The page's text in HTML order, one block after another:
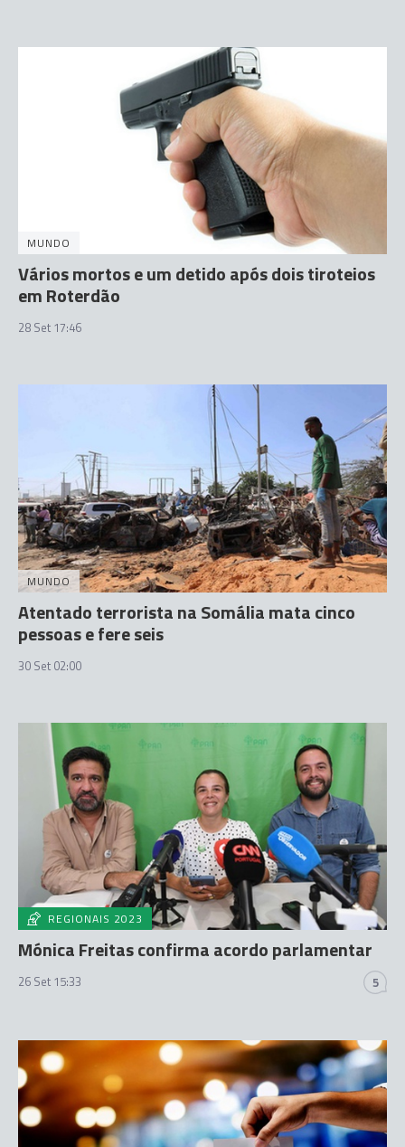
MUNDO
Vários mortos e um detido após dois tiroteios
em Roterdão
28 Set 17:46
MUNDO
Atentado terrorista na Somália mata cinco
pessoas e fere seis
30 Set 02:00
REGIONAIS 2023
Mónica Freitas confirma acordo parlamentar
26 Set 15:33 5